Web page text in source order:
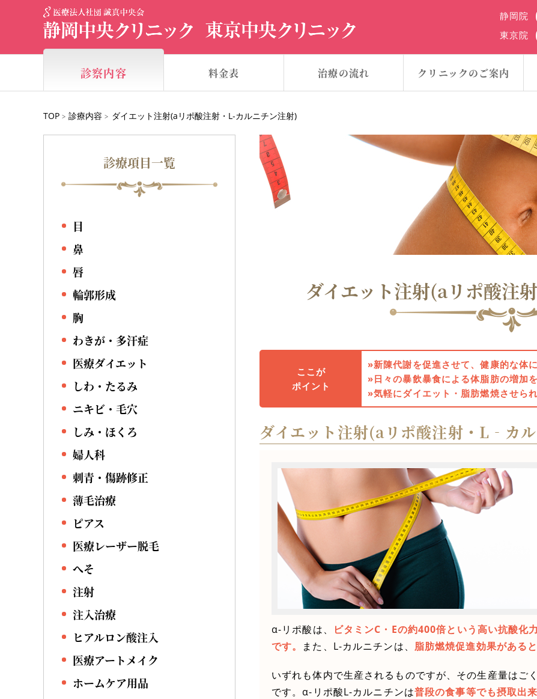
静岡院
東京院
診察内容 料金表 治療の流れ クリニックのご案内
TOP >診療内容 > ダイエット注射(aリポ酸注射・L‐カルニチン注射)
ダイエット注射(aリポ酸注
ここが
ポイント
新陳代謝を促進させて、健康的な体
日々の暴飲暴食による体脂肪の増加
気軽にダイエット・脂肪燃焼させら
ダイエット注射(aリポ酸注射・L‐カ
α-リポ酸は、
ビタミンC・Eの約400倍という高い抗酸化
です。
また、L-カルニチンは、 脂肪燃焼促進効果がある
いずれも体内で生産されるものですが、その生産量はご
です。α-リポ酸L-カルニチンは普段の食事等でも摂取出
診療項目一覧
目
鼻
唇
輪郭形成
胸
わきが・多汗症
医療ダイエット
しわ・たるみ
ニキビ・毛穴
しみ・ほくろ
婦人科
刺青・傷跡修正
薄毛治療
ピアス
医療レーザー脱毛
へそ
注射
注入治療
ヒアルロン酸注入
医療アートメイク
ホームケア用品